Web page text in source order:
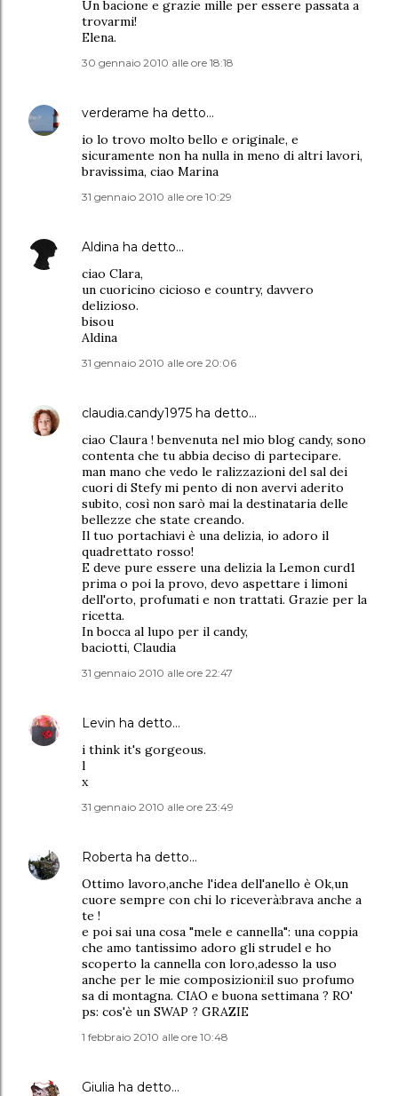
Un bacione e grazie mille per essere passata a
trovarmi!
Elena.
30 gennaio 2010 alle ore 18:18
verderame ha detto…
io lo trovo molto bello e originale, e
sicuramente non ha nulla in meno di altri lavori,
bravissima, ciao Marina
31 gennaio 2010 alle ore 10:29
Aldina ha detto…
ciao Clara,
un cuoricino cicioso e country, davvero
delizioso.
bisou
Aldina
31 gennaio 2010 alle ore 20:06
claudia.candy1975 ha detto…
ciao Claura ! benvenuta nel mio blog candy, sono
contenta che tu abbia deciso di partecipare.
man mano che vedo le ralizzazioni del sal dei
cuori di Stefy mi pento di non avervi aderito
subito, così non sarò mai la destinataria delle
bellezze che state creando.
Il tuo portachiavi è una delizia, io adoro il
quadrettato rosso!
E deve pure essere una delizia la Lemon curd1
prima o poi la provo, devo aspettare i limoni
dell'orto, profumati e non trattati. Grazie per la
ricetta.
In bocca al lupo per il candy,
baciotti, Claudia
31 gennaio 2010 alle ore 22:47
Levin ha detto…
i think it's gorgeous.
l
x
31 gennaio 2010 alle ore 23:49
Roberta ha detto…
Ottimo lavoro,anche l'idea dell'anello è Ok,un
cuore sempre con chi lo riceverà:brava anche a
te !
e poi sai una cosa "mele e cannella": una coppia
che amo tantissimo adoro gli strudel e ho
scoperto la cannella con loro,adesso la uso
anche per le mie composizioni:il suo profumo
sa di montagna. CIAO e buona settimana ? RO'
ps: cos'è un SWAP ? GRAZIE
1 febbraio 2010 alle ore 10:48
Giulia ha detto…